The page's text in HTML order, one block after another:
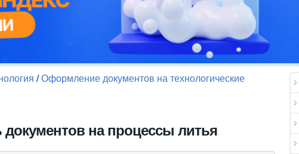
/Оформление документов на технологические
документов на процессы литья